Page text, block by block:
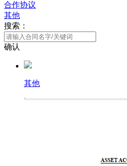
合作协议
其他
搜索：
确认
其他